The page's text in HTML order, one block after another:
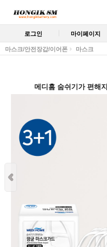
로그인 마이페이지
마스크/안전장갑/이어폰 마스크
메디홈 숨쉬기가 편해